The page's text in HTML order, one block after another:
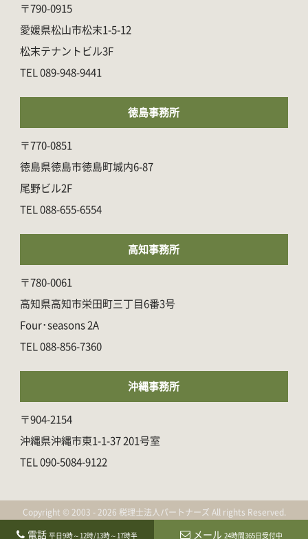
電話 平日9時～12時/13時～17時半 メール 24時間365日受付中
〒790-0915
愛媛県松山市松末1-5-12
松末テナントビル3F
089-948-9441
徳島事務所
〒770-0851
徳島県徳島市徳島町城内6-87
尾野ビル2F
088-655-6554
高知事務所
〒780-0061
高知県高知市栄田町三丁目6番3号
Four･seasons 2A
088-856-7360
沖縄事務所
〒904-2154
沖縄県沖縄市東1-1-37 201号室
090-5084-9122
Copyright © 2003 - 2026 税理士法人パートナーズ All rights Reserved.